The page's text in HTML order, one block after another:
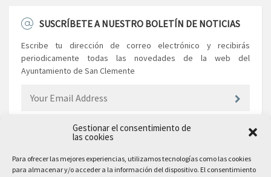
Gestionar el consentimiento de
las cookies
Para ofrecer las mejores experiencias, utilizamos tecnologías como las cookies
para almacenar y/o acceder a la información del dispositivo. El consentimiento
SUSCRÍBETE A NUESTRO BOLETÍN DE NOTICIAS
Escribe tu dirección de correo electrónico y recibirás
periodicamente todas las novedades de la web del
Ayuntamiento de San Clemente
EL AYUNTAMIENTO